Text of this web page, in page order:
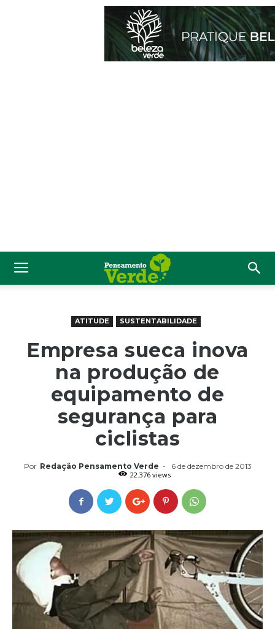
ATITUDE SUSTENTABILIDADE
Empresa sueca inova
na produção de
equipamento de
segurança para
ciclistas
Por Redação Pensamento Verde -
6 de dezembro de 2013
22.376 views